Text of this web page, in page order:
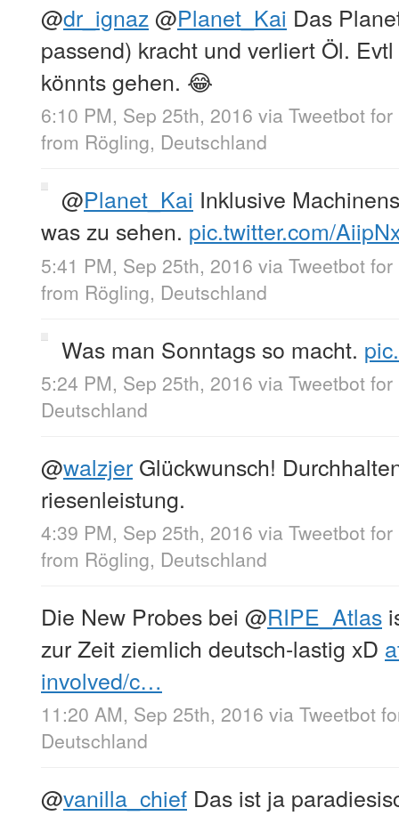
@dr_ignaz@Planet_Kai Das
passend) kracht und verliert Öl.
könnts gehen. 😂
6:10 PM, Sep 25th, 2016 via Tweetbot
from Rögling, Deutschland
@Planet_Kai Inklusive
was zu sehen. pic.twitter.com/
5:41 PM, Sep 25th, 2016 via Tweetbot
from Rögling, Deutschland
Was man Sonntags so macht.
5:24 PM, Sep 25th, 2016 via Tweetbot
Deutschland
@walzjer Glückwunsch!
riesenleistung.
4:39 PM, Sep 25th, 2016 via Tweetbot
from Rögling, Deutschland
Die New Probes bei @RIPE_Atlas
zur Zeit ziemlich deutsch-lastig xD
involved/c…
11:20 AM, Sep 25th, 2016 via Tweetbot
Deutschland
@vanilla_chief Das ist ja